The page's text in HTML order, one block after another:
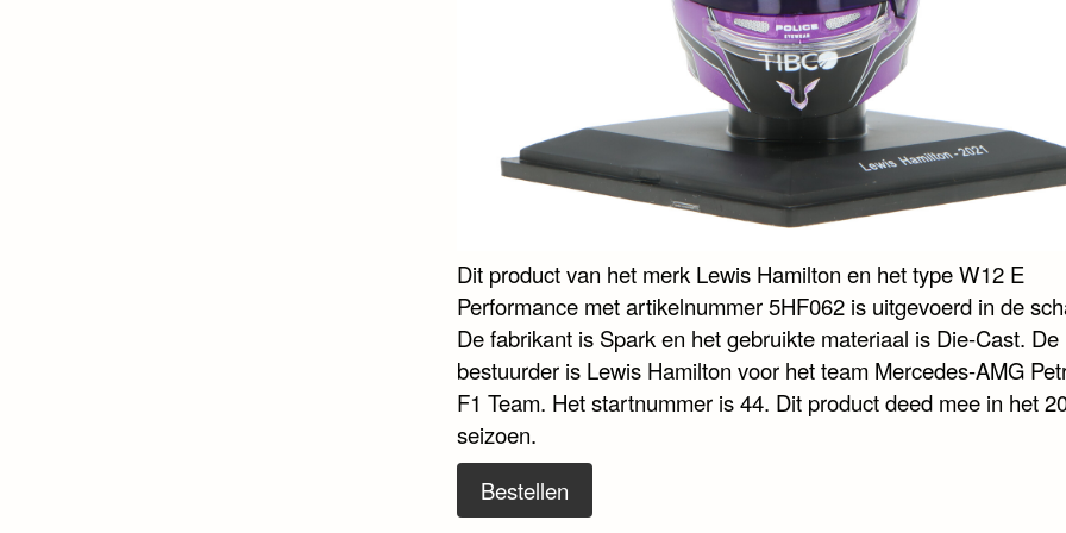
Dit product van het merk Lewis Hamilton en het type W12 E
Performance met artikelnummer 5HF062 is uitgevoerd in de
De fabrikant is Spark en het gebruikte materiaal is Die-Cast. De
bestuurder is Lewis Hamilton voor het team Mercedes-AMG
F1 Team. Het startnummer is 44. Dit product deed mee in het
seizoen.
Bestellen